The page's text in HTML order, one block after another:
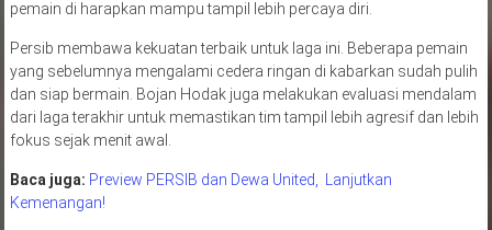
pemain di harapkan mampu tampil lebih percaya diri.
Persib membawa kekuatan terbaik untuk laga ini. Beberapa pemain
yang sebelumnya mengalami cedera ringan di kabarkan sudah pulih
dan siap bermain. Bojan Hodak juga melakukan evaluasi mendalam
dari laga terakhir untuk memastikan tim tampil lebih agresif dan lebih
fokus sejak menit awal.
Baca juga: Preview PERSIB dan Dewa United, Lanjutkan
Kemenangan!